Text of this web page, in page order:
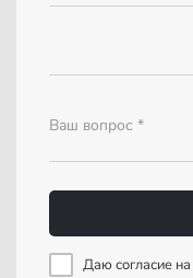
Ваш вопрос *
Даю согласие на